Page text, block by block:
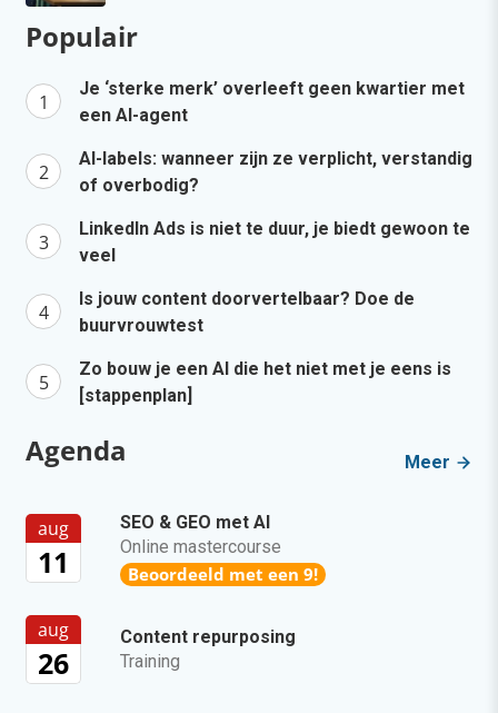
Populair
Je ‘sterke merk’ overleeft geen kwartier met
een AI-agent
AI-labels: wanneer zijn ze verplicht, verstandig
of overbodig?
LinkedIn Ads is niet te duur, je biedt gewoon te
veel
Is jouw content doorvertelbaar? Doe de
buurvrouwtest
Zo bouw je een AI die het niet met je eens is
[stappenplan]
Agenda Meer
aug
11
SEO & GEO met AI
Online mastercourse
Beoordeeld met een 9!
aug
26
Content repurposing
Training